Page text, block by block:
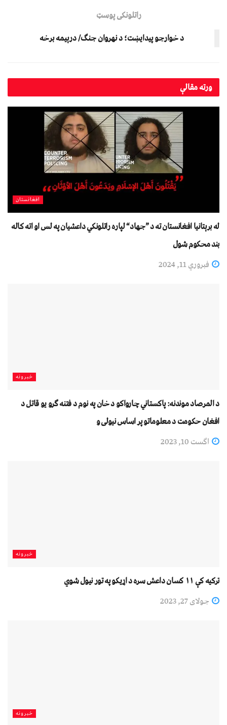
راتلونکی پوسټ
د خوارجو پیدایښت؛ د نهروان جنګ/ درېیمه برخه
ورتهمقالې
افغانستان
له برېتانیا افغانستان ته د ”جهاد“ لپاره راتلونکي داعشیان په لس او اته کاله
بند محکوم شول
فبروري 11, 2024
خبرونه
د المرصاد موندنه: پاکستاني چارواکو د خان په نوم د فتنه ګرو یو قاتل د
افغان حکومت د معلوماتو پر اساس نیولی و
اگست 10, 2023
خبرونه
ترکیه کې ۱۱ کسان داعش سره د اړیکو په تور نیول شوي
جولای 27, 2023
خبرونه